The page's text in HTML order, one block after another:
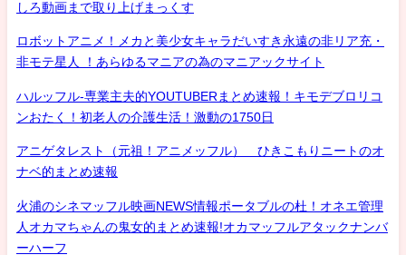
しろ動画まで取り上げまっくす
ロボットアニメ！メカと美少女キャラだいすき永遠の非リア充・
非モテ星人 ！あらゆるマニアの為のマニアックサイト
ハルッフル-専業主夫的YOUTUBERまとめ速報！キモデブロリコ
ンおたく！初老人の介護生活！激動の1750日
アニゲタレスト（元祖！アニメッフル） ひきこもりニートのオ
ナベ的まとめ速報
火浦のシネマッフル映画NEWS情報ポータブルの杜！オネエ管理
人オカマちゃんの鬼女的まとめ速報!オカマッフルアタックナンバ
ーハーフ